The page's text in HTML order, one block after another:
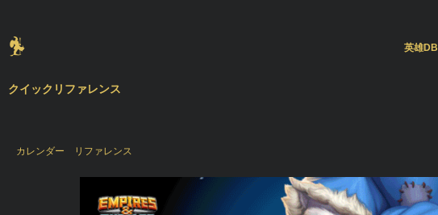
英雄DB
クイックリファレンス
カレンダー リファレンス